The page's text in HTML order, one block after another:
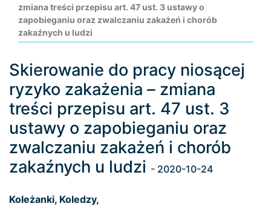
zmiana treści przepisu art. 47 ust. 3 ustawy o
zapobieganiu oraz zwalczaniu zakażeń i chorób
zakaźnych u ludzi
Loading...
Skierowanie do pracy niosącej
ryzyko zakażenia – zmiana
treści przepisu art. 47 ust. 3
ustawy o zapobieganiu oraz
zwalczaniu zakażeń i chorób
zakaźnych u ludzi - 2020-10-24
Koleżanki, Koledzy,